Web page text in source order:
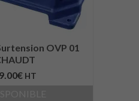
OVP 01
€ HT